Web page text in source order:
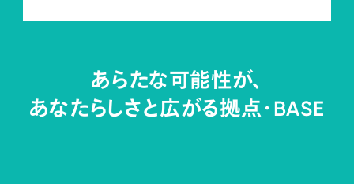
あらたな可能性が、
あなたらしさと広がる拠点・BASE